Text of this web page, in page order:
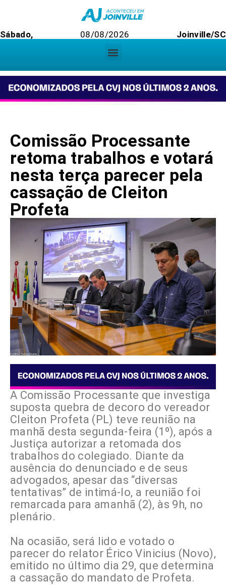
Sábado, 08/08/2026 Joinville/SC
Comissão Processante
retoma trabalhos e votará
nesta terça parecer pela
cassação de Cleiton
Profeta
A Comissão Processante que investiga
suposta quebra de decoro do vereador
Cleiton Profeta (PL) teve reunião na
manhã desta segunda-feira (1º), após a
Justiça autorizar a retomada dos
trabalhos do colegiado. Diante da
ausência do denunciado e de seus
advogados, apesar das “diversas
tentativas” de intimá-lo, a reunião foi
remarcada para amanhã (2), às 9h, no
plenário.
Na ocasião, será lido e votado o
parecer do relator Érico Vinicius (Novo),
emitido no último dia 29, que determina
a cassação do mandato de Profeta.